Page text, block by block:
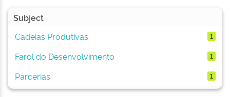
Subject
Cadeias Produtivas
1
Farol do Desenvolvimento 1
Parcerias 1